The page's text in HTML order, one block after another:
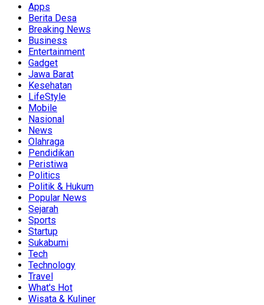
Apps
Berita Desa
Breaking News
Business
Entertainment
Gadget
Jawa Barat
Kesehatan
LifeStyle
Mobile
Nasional
News
Olahraga
Pendidikan
Peristiwa
Politics
Politik & Hukum
Popular News
Sejarah
Sports
Startup
Sukabumi
Tech
Technology
Travel
What's Hot
Wisata & Kuliner